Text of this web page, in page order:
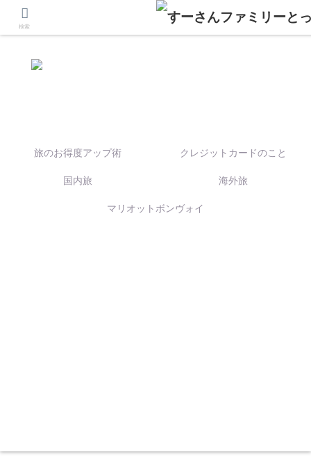
旅のお得度アップ術 クレジットカードのこと
国内旅 海外旅
マリオットボンヴォイ
検索